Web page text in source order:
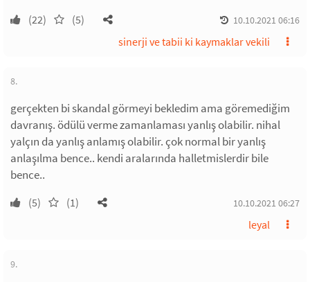
(22) (5) 10.10.2021 06:16
sinerji ve tabii ki kaymaklar vekili
8.
gerçekten bi skandal görmeyi bekledim ama göremediğim
davranış. ödülü verme zamanlaması yanlış olabilir. nihal
yalçın da yanlış anlamış olabilir. çok normal bir yanlış
anlaşılma bence.. kendi aralarında halletmislerdir bile
bence..
(5) (1) 10.10.2021 06:27
leyal
9.